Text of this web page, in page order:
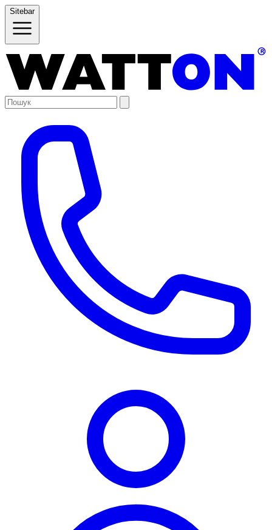
Sitebar